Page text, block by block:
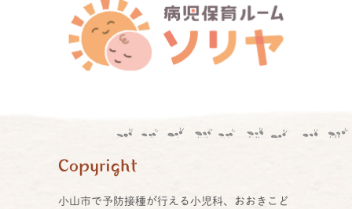
Copyright
小山市で予防接種が行える小児科、おおきこど